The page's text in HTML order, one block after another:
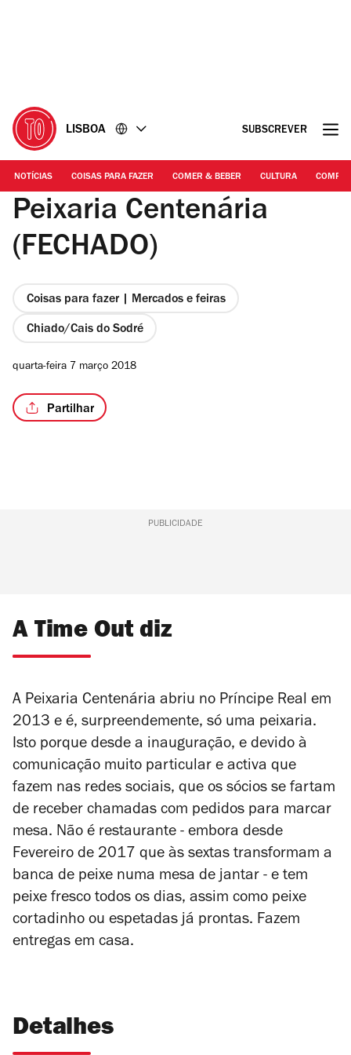
LISBOA SUBSCREVER
NOTÍCIAS COISAS PARA FAZER COMER & BEBER CULTURA
Peixaria Centenária
(FECHADO)
Coisas para fazer | Mercados e feiras
Chiado/Cais do Sodré
quarta-feira 7 março 2018
Partilhar
PUBLICIDADE
A Time Out diz
A Peixaria Centenária abriu no Príncipe Real em
2013 e é, surpreendemente, só uma peixaria.
Isto porque desde a inauguração, e devido à
comunicação muito particular e activa que
fazem nas redes sociais, que os sócios se fartam
de receber chamadas com pedidos para marcar
mesa. Não é restaurante - embora desde
Fevereiro de 2017 que às sextas transformam a
banca de peixe numa mesa de jantar - e tem
peixe fresco todos os dias, assim como peixe
cortadinho ou espetadas já prontas. Fazem
entregas em casa.
Detalhes